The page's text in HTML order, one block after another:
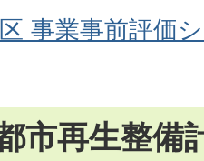
事業事前評価
市再生整備